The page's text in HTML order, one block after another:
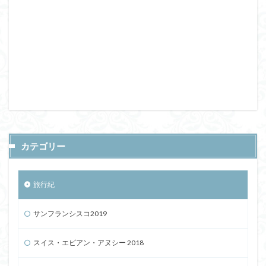
カテゴリー
旅行紀
サンフランシスコ2019
スイス・エビアン・アヌシー 2018